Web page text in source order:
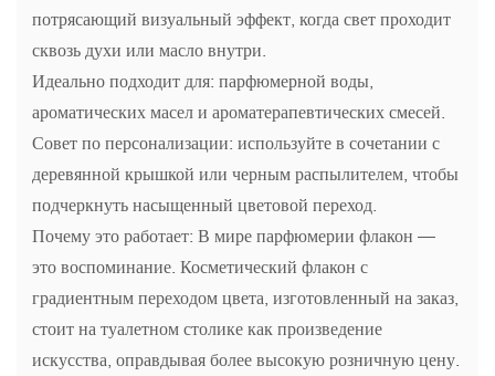
потрясающий визуальный эффект, когда свет проходит
сквозь духи или масло внутри.
Идеально подходит для: парфюмерной воды,
ароматических масел и ароматерапевтических смесей.
Совет по персонализации: используйте в сочетании с
деревянной крышкой или черным распылителем, чтобы
подчеркнуть насыщенный цветовой переход.
Почему это работает: В мире парфюмерии флакон —
это воспоминание. Косметический флакон с
градиентным переходом цвета, изготовленный на заказ,
стоит на туалетном столике как произведение
искусства, оправдывая более высокую розничную цену.